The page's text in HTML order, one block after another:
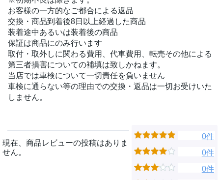
お客様の一方的なご都合による返品
交換・商品到着後8日以上経過した商品
装着途中あるいは装着後の商品
保証は商品にのみ行います
取付・取外しに関わる費用、代車費用、転売その他による
第三者損害についての補填は致しかねます。
当店では車検について一切責任を負いません
車検に通らない等の理由での交換・返品は一切お受けいた
しません。
現在、商品レビューの投稿はありま
せん。
0件
0件
0件